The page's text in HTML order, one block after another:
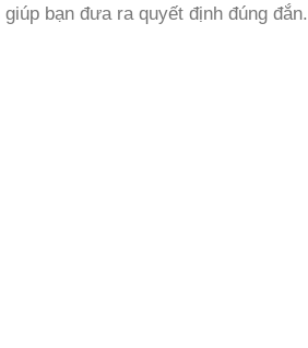
giúp bạn đưa ra quyết định đúng đắn.